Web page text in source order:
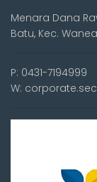
Menara Dana
Batu, Kec.
P: 0431-7194999
W: